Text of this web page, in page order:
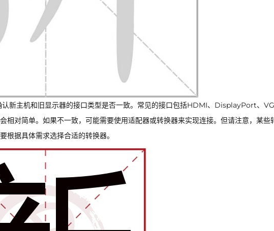
认新主机和旧显示器的接口类型是否一致。常见的接口包括HDMI、DisplayPort、
相对简单。如果不一致，可能需要使用适配器或转换器来实现连接。但请注意，某些
根据具体需求选择合适的转换器。